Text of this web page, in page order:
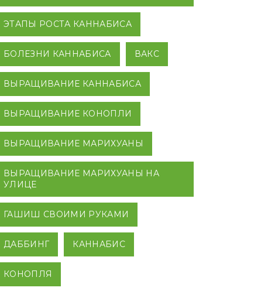
ЭТАПЫ РОСТА КАННАБИСА
БОЛЕЗНИ КАННАБИСА ВАКС
ВЫРАЩИВАНИЕ КАННАБИСА
ВЫРАЩИВАНИЕ КОНОПЛИ
ВЫРАЩИВАНИЕ МАРИХУАНЫ
ВЫРАЩИВАНИЕ МАРИХУАНЫ НА
УЛИЦЕ
ГАШИШ СВОИМИ РУКАМИ
ДАББИНГ КАННАБИС
КОНОПЛЯ